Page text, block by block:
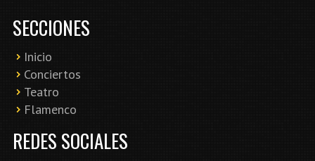
SECCIONES
Inicio
Conciertos
Teatro
Flamenco
REDES SOCIALES